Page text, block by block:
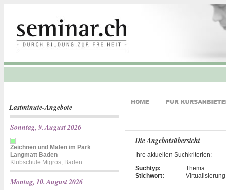
Lastminute-Angebote
Sonntag, 9. August 2026
Zeichnen und Malen im Park
Langmatt Baden
Klubschule Migros, Baden
Montag, 10. August 2026
Die Angebotsübersicht
Ihre aktuellen Suchkriterien:
Suchtyp:
Thema
Stichwort:
Virtualisierung